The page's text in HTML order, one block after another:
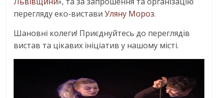
перегляду еко-виставиУляну Мороз.
Шановні колеги! Приєднуйтесь до переглядів
вистав та цікавих ініціатив у нашому місті.